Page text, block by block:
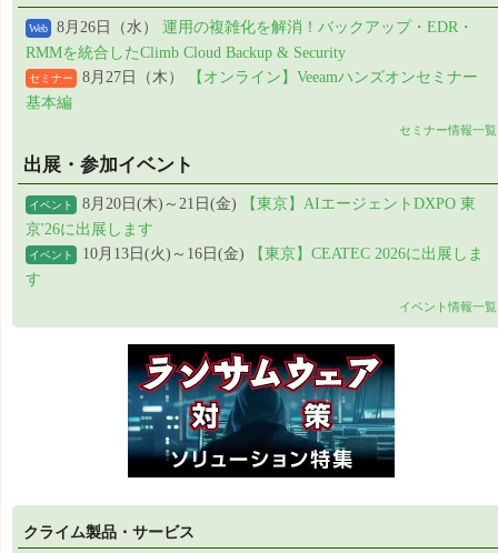
Web 8月26日（水） 運用の複雑化を解消！バックアップ・EDR・
RMMを統合したClimb Cloud Backup & Security
セミナー 8月27日（木）
【オンライン】Veeamハンズオンセミナー
基本編
セミナー情報一覧
出展・参加イベント
イベント 8月20日(木)～21日(金)
【東京】AIエージェントDXPO 東
京'26に出展します
イベント 10月13日(火)～16日(金)
【東京】CEATEC 2026に出展しま
す
イベント情報一覧
クライム製品・サービス